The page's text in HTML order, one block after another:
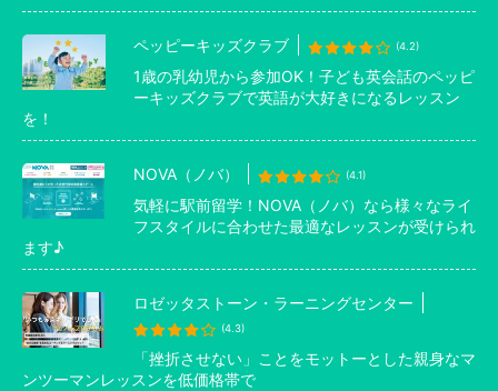
ペッピーキッズクラブ (4.2)
1歳の乳幼児から参加OK！子ども英会話のペッピ
ーキッズクラブで英語が大好きになるレッスン
を！
NOVA（ノバ） (4.1)
気軽に駅前留学！NOVA（ノバ）なら様々なライ
フスタイルに合わせた最適なレッスンが受けられ
ます♪
ロゼッタストーン・ラーニングセンター
(4.3)
「挫折させない」ことをモットーとした親身なマ
ンツーマンレッスンを低価格帯で